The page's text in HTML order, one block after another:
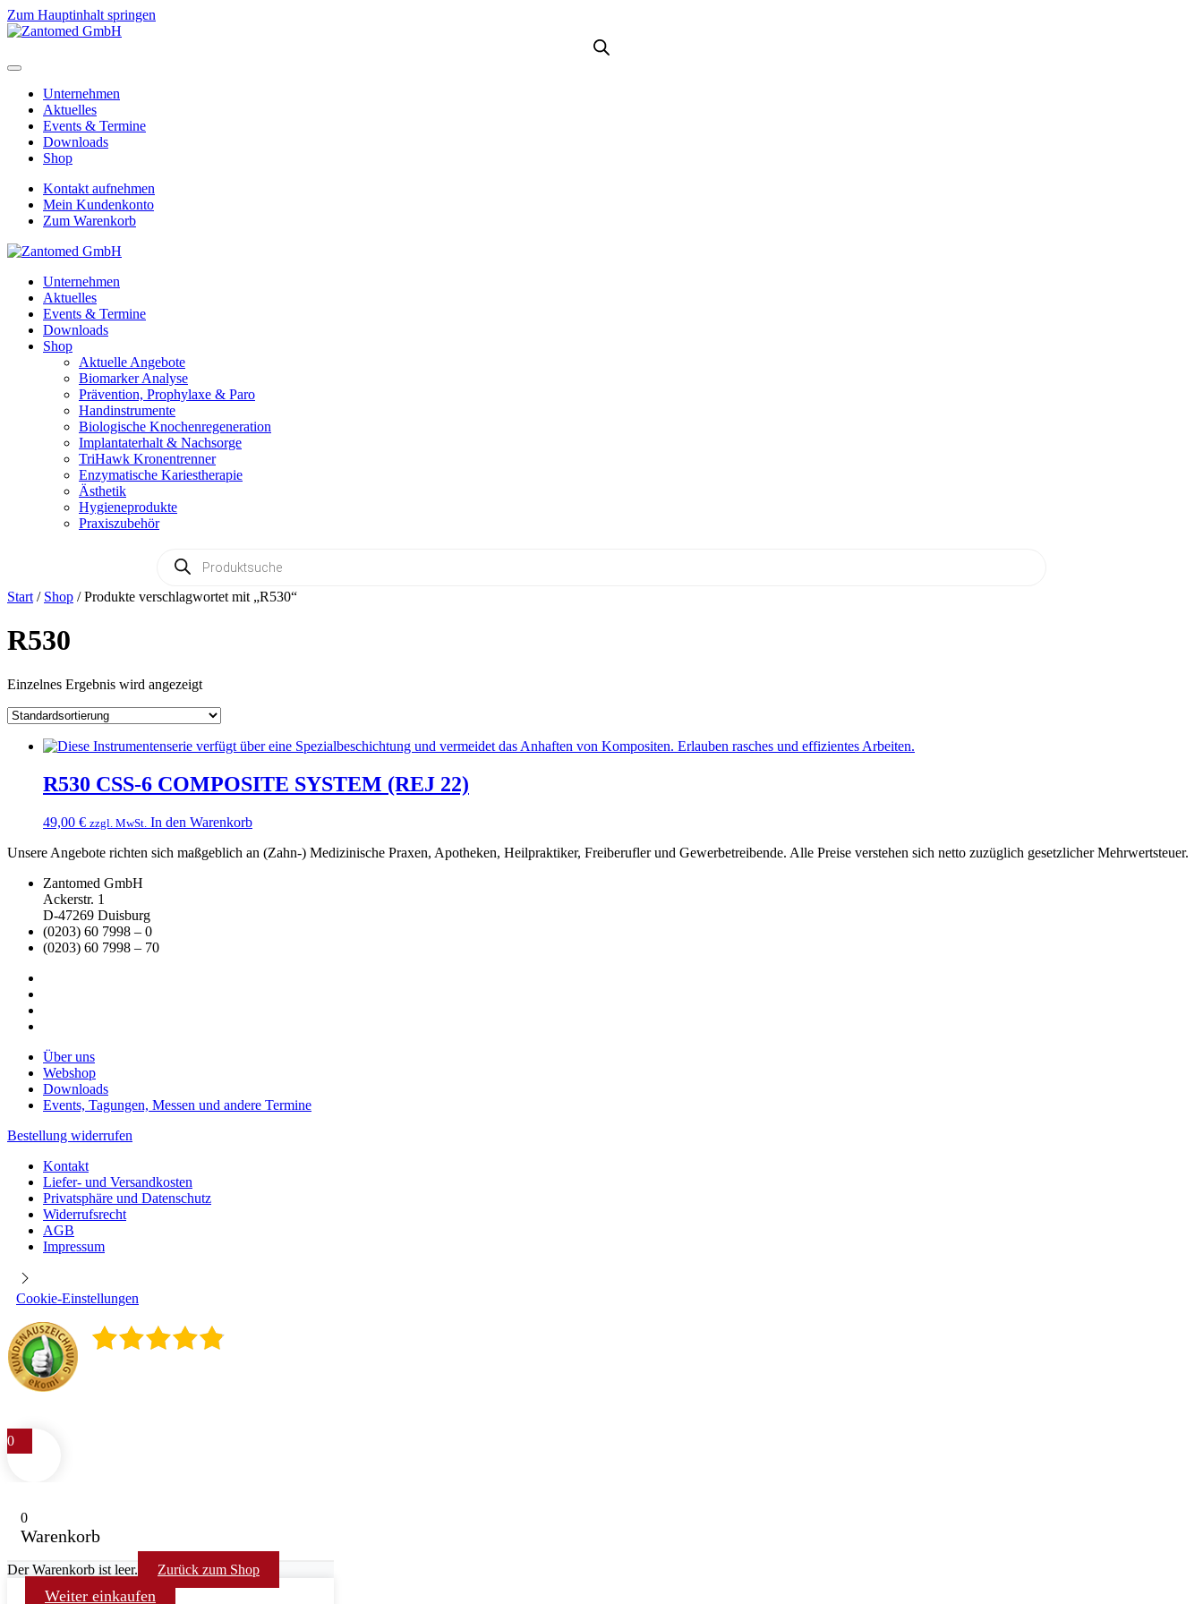
Zum Hauptinhalt springen
Unternehmen
Aktuelles
Events & Termine
Downloads
Shop
Kontakt aufnehmen
Mein Kundenkonto
Zum Warenkorb
Unternehmen
Aktuelles
Events & Termine
Downloads
Shop
Aktuelle Angebote
Biomarker Analyse
Prävention, Prophylaxe & Paro
Handinstrumente
Biologische Knochenregeneration
Implantaterhalt & Nachsorge
TriHawk Kronentrenner
Enzymatische Kariestherapie
Ästhetik
Hygieneprodukte
Praxiszubehör
Products
search
Start / Shop / Produkte verschlagwortet mit „R530“
R530
Einzelnes Ergebnis wird angezeigt
R530 CSS-6 COMPOSITE SYSTEM (REJ 22)
49,00 € zzgl. MwSt. In den Warenkorb
Unsere Angebote richten sich maßgeblich an (Zahn-) Medizinische Praxen, Apotheken, Heilpraktiker, Freiberufler und Gewerbetreibende. Alle Preise verstehen sich netto zuzüglich gesetzlicher Mehrwertsteuer.
Zantomed GmbH
Ackerstr. 1
D-47269 Duisburg
(0203) 60 7998 – 0
(0203) 60 7998 – 70
Über uns
Webshop
Downloads
Events, Tagungen, Messen und andere Termine
Bestellung widerrufen
Kontakt
Liefer- und Versandkosten
Privatsphäre und Datenschutz
Widerrufsrecht
AGB
Impressum
Cookie-Einstellungen
0
0
Warenkorb
Der Warenkorb ist leer. Zurück zum Shop
Weiter einkaufen